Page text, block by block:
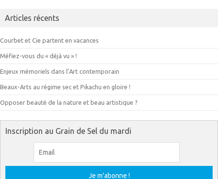
Articles récents
Courbet et Cie partent en vacances
Méfiez-vous du « déjà vu » !
Enjeux mémoriels dans l’Art contemporain
Beaux-Arts au régime sec et Pikachu en gloire !
Opposer beauté de la nature et beau artistique ?
Inscription au Grain de Sel du mardi